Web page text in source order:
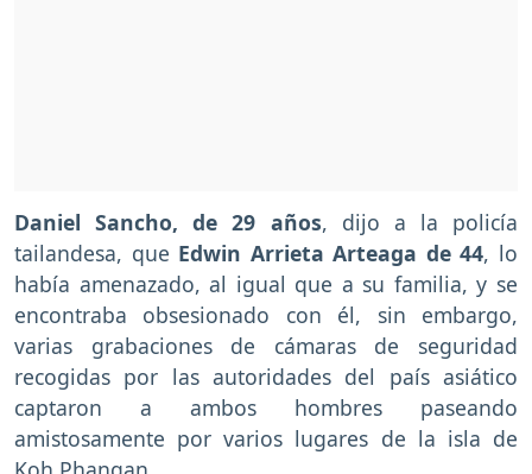
Daniel Sancho, de 29 años, dijo a la policía
tailandesa, que Edwin Arrieta Arteaga de 44, lo
había amenazado, al igual que a su familia, y se
encontraba obsesionado con él, sin embargo,
varias grabaciones de cámaras de seguridad
recogidas por las autoridades del país asiático
captaron a ambos hombres paseando
amistosamente por varios lugares de la isla de